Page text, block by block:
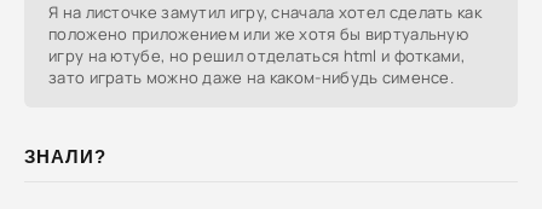
Я на листочке замутил игру, сначала хотел сделать как
положено приложением или же хотя бы виртуальную
игру на ютубе, но решил отделаться html и фотками,
зато играть можно даже на каком-нибудь сименсе.
ЗНАЛИ?